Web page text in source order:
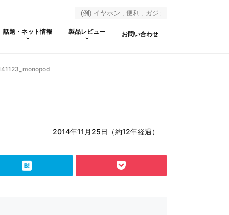
話題・ネット情報 製品レビュー お問い合わせ
2014年11月25日（約12年経過）